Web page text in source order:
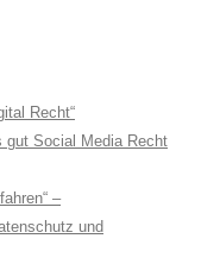
Recht“
gut Social Media Recht
–
und